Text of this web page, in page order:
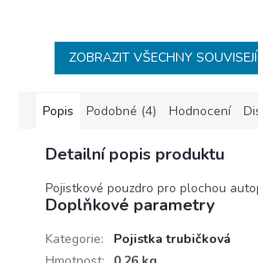
ZOBRAZIT VŠECHNY
Popis Podobné (4) Hodnocení
Detailní popis produktu
Pojistkové pouzdro pro plochou
Doplňkové parametry
Kategorie:
Pojistka trubičková